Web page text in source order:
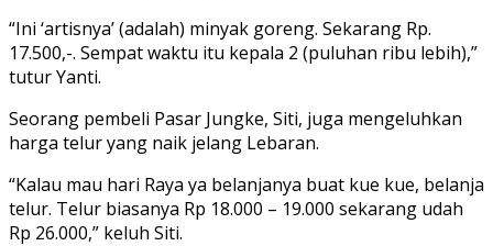
“Ini ‘artisnya’ (adalah) minyak goreng. Sekarang Rp.
17.500,-. Sempat waktu itu kepala 2 (puluhan ribu lebih),”
tutur Yanti.
Seorang pembeli Pasar Jungke, Siti, juga mengeluhkan
harga telur yang naik jelang Lebaran.
“Kalau mau hari Raya ya belanjanya buat kue kue, belanja
telur. Telur biasanya Rp 18.000 – 19.000 sekarang udah
Rp 26.000,” keluh Siti.